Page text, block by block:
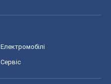
Електромобілі
Сервіс